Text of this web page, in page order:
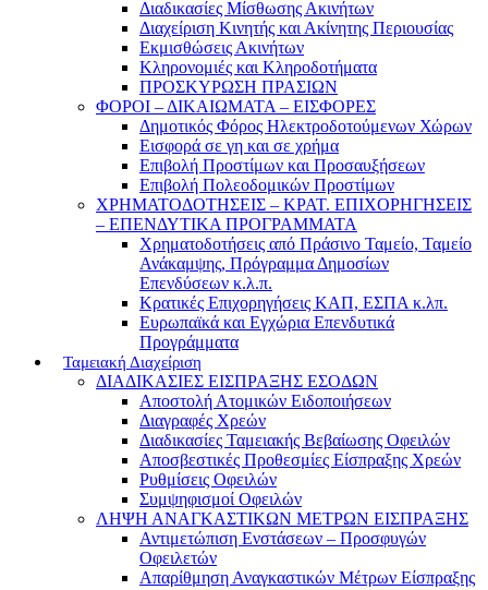
Διαδικασίες Μίσθωσης Ακινήτων
Διαχείριση Κινητής και Ακίνητης Περιουσίας
Εκμισθώσεις Ακινήτων
Κληρονομιές και Κληροδοτήματα
ΠΡΟΣΚΥΡΩΣΗ ΠΡΑΣΙΩΝ
ΦΟΡΟΙ – ΔΙΚΑΙΩΜΑΤΑ – ΕΙΣΦΟΡΕΣ
Δημοτικός Φόρος Ηλεκτροδοτούμενων Χώρων
Εισφορά σε γη και σε χρήμα
Επιβολή Προστίμων και Προσαυξήσεων
Επιβολή Πολεοδομικών Προστίμων
ΧΡΗΜΑΤΟΔΟΤΗΣΕΙΣ – ΚΡΑΤ. ΕΠΙΧΟΡΗΓΗΣΕΙΣ
– ΕΠΕΝΔΥΤΙΚΑ ΠΡΟΓΡΑΜΜΑΤΑ
Χρηματοδοτήσεις από Πράσινο Ταμείο, Ταμείο
Ανάκαμψης, Πρόγραμμα Δημοσίων
Επενδύσεων κ.λ.π.
Κρατικές Επιχορηγήσεις ΚΑΠ, ΕΣΠΑ κ.λπ.
Ευρωπαϊκά και Εγχώρια Επενδυτικά
Προγράμματα
Ταμειακή Διαχείριση
ΔΙΑΔΙΚΑΣΙΕΣ ΕΙΣΠΡΑΞΗΣ ΕΣΟΔΩΝ
Αποστολή Ατομικών Ειδοποιήσεων
Διαγραφές Χρεών
Διαδικασίες Ταμειακής Βεβαίωσης Οφειλών
Αποσβεστικές Προθεσμίες Είσπραξης Χρεών
Ρυθμίσεις Οφειλών
Συμψηφισμοί Οφειλών
ΛΗΨΗ ΑΝΑΓΚΑΣΤΙΚΩΝ ΜΕΤΡΩΝ ΕΙΣΠΡΑΞΗΣ
Αντιμετώπιση Ενστάσεων – Προσφυγών
Οφειλετών
Απαρίθμηση Αναγκαστικών Μέτρων Είσπραξης